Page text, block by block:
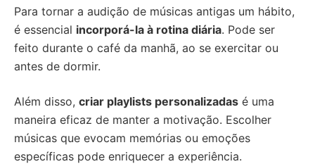
Para tornar a audição de músicas antigas um hábito,
é essencial incorporá-la à rotina diária. Pode ser
feito durante o café da manhã, ao se exercitar ou
antes de dormir.
Além disso, criar playlists personalizadas é uma
maneira eficaz de manter a motivação. Escolher
músicas que evocam memórias ou emoções
específicas pode enriquecer a experiência.